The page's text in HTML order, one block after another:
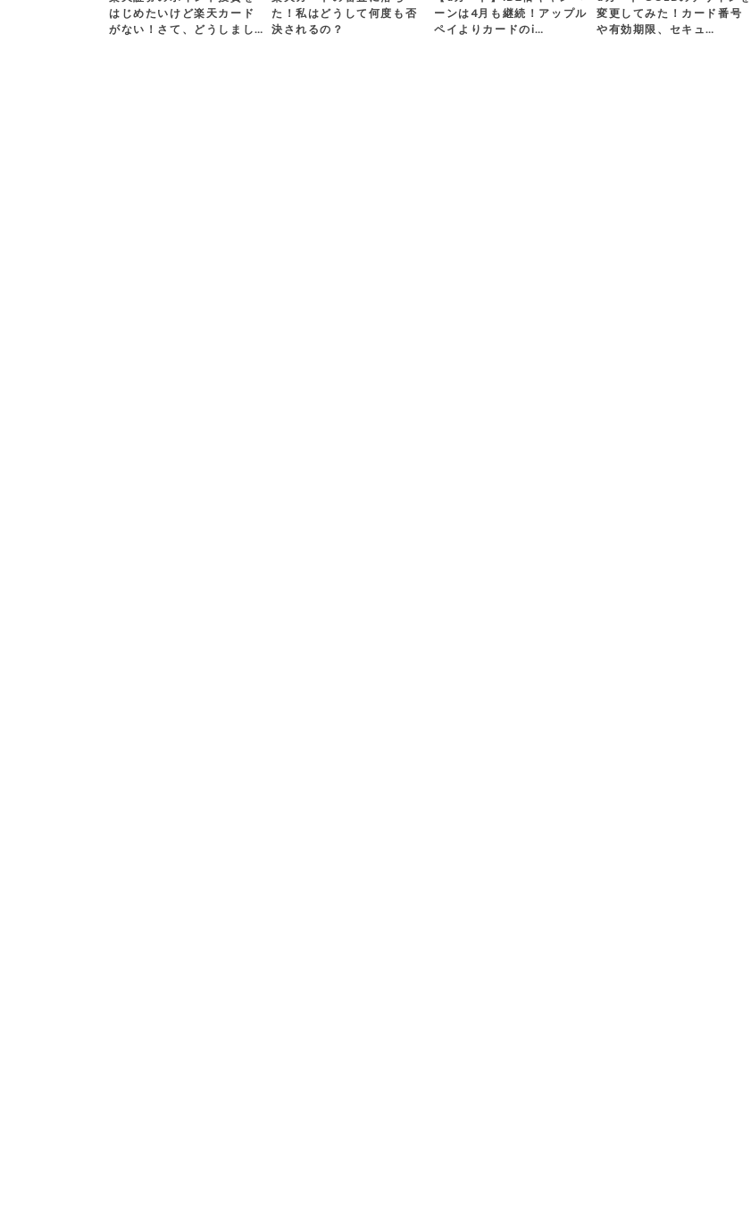
はじめたいけど楽天カード
がない！さて、どうしまし…
た！私はどうして何度も否
決されるの？
ーンは4月も継続！アップル
ペイよりカードのi…
変更してみた！カード番号
や有効期限、セキュ…